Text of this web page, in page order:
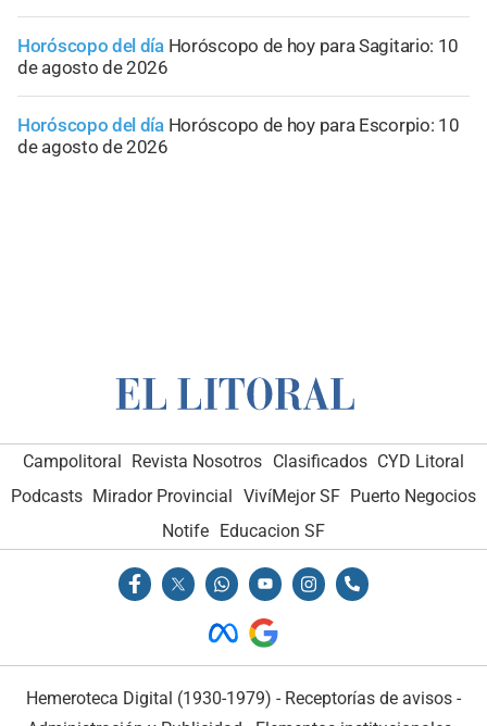
Horóscopo del día Horóscopo de hoy para Sagitario: 10
de agosto de 2026
Horóscopo del día Horóscopo de hoy para Escorpio: 10
de agosto de 2026
Campolitoral Revista Nosotros Clasificados CYD Litoral
Podcasts Mirador Provincial VivíMejor SF Puerto Negocios
Notife
Educacion SF
Hemeroteca Digital (1930-1979) - Receptorías de avisos -